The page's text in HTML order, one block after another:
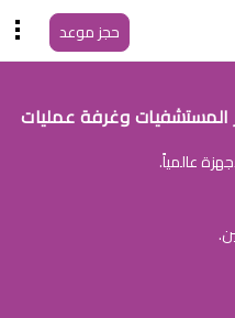
حجز موعد
المستشفيات وغرفة عمليات
عالمياً.